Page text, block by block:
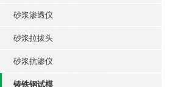
砂浆渗透仪
砂浆拉拔头
砂浆抗渗仪
铸铁钢试模